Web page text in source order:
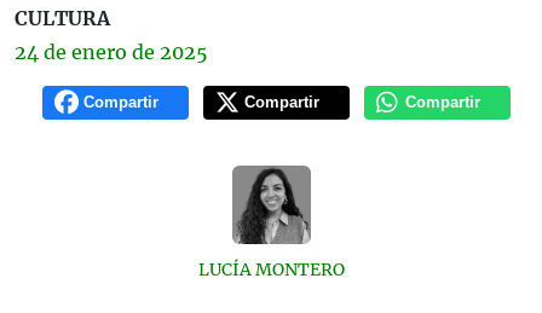
CULTURA
24 de enero de 2025
Compartir Compartir Compartir
LUCÍA MONTERO